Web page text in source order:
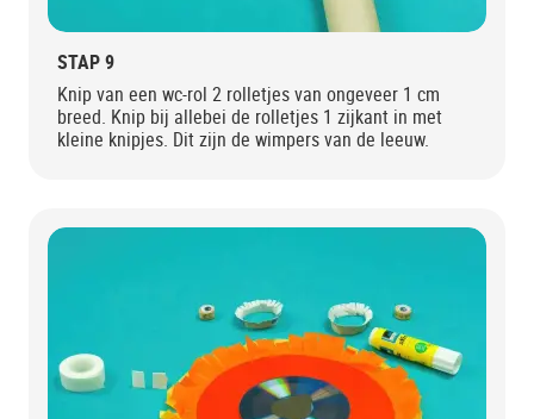
STAP 9
Knip van een wc-rol 2 rolletjes van ongeveer 1 cm
breed. Knip bij allebei de rolletjes 1 zijkant in met
kleine knipjes. Dit zijn de wimpers van de leeuw.